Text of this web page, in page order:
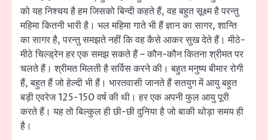
को यह निश्चय है हम जिसको बिन्दी कहते हैं, वह बहुत सूक्ष्म है परन्तु
महिमा कितनी भारी है। भल महिमा गाते भी हैं ज्ञान का सागर, शान्ति
का सागर है, परन्तु समझते नहीं कि वह कैसे आकर सुख देते हैं। मीठे-
मीठे चिल्ड्रेन हर एक समझ सकते हैं – कौन-कौन कितना श्रीमत पर
चलते हैं। श्रीमत मिलती है सर्विस करने की। बहुत मनुष्य बीमार रोगी
हैं, बहुत हैं जो हेल्दी भी हैं। भारतवासी जानते हैं सतयुग में आयु बहुत
बड़ी एवरेज 125-150 वर्ष की थी। हर एक अपनी फुल आयु पूरी
करते हैं। यह तो बिल्कुल ही छी-छी दुनिया है जो बाकी थोड़ा समय ही
है।